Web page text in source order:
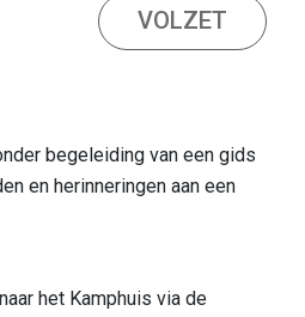
VOLZET
begeleiding van een gids
en herinneringen aan een
het Kamphuis via de